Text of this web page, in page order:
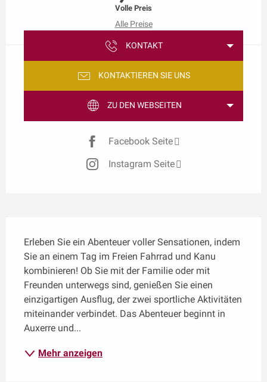
Volle Preis
Alle Preise
KONTAKT
KONTAKTIEREN SIE UNS
ZU DEN WEBSEITEN
Facebook Seite
Instagram Seite
Erleben Sie ein Abenteuer voller Sensationen, indem
Sie an einem Tag im Freien Fahrrad und Kanu
kombinieren! Ob Sie mit der Familie oder mit
Freunden unterwegs sind, genießen Sie einen
einzigartigen Ausflug, der zwei sportliche Aktivitäten
miteinander verbindet. Das Abenteuer beginnt in
Auxerre und...
Mehr anzeigen